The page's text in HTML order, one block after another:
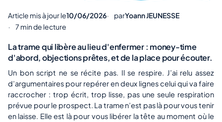
Article mis à jour le10/06/2026 parYoann JEUNESSE
7 min de lecture
La trame qui libère au lieu d'enfermer : money-time
d'abord, objections prêtes, et de la place pour écouter.
Un bon script ne se récite pas. Il se respire. J’ai relu assez
d’argumentaires pour repérer en deux lignes celui qui va faire
raccrocher : trop écrit, trop lisse, pas une seule respiration
prévue pour le prospect. La trame n’est pas là pour vous tenir
en laisse. Elle est là pour vous libérer la tête au moment où le